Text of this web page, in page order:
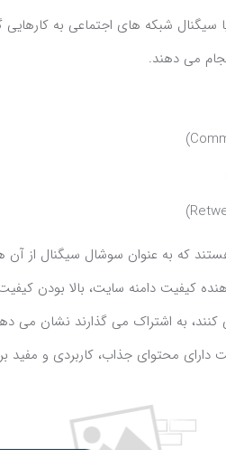
شبکه های اجتماعی به کارهایی
می دهند.
که به عنوان سوشال سیگنال از آن
کیفیت دامنه سایت، بالا بودن
به اشتراک می گذارند نشان می
دارای محتوای جذاب، کاربردی و مفید